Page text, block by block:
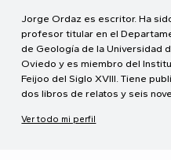
Jorge Ordaz es escritor. Ha
profesor titular en el
de Geología de la Universidad
Oviedo y es miembro del
Feijoo del Siglo XVIII. Tiene
dos libros de relatos y seis
Ver todo mi perfil